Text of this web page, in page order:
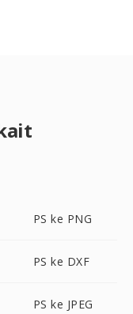
PS ke PNG
PS ke DXF
PS ke JPEG